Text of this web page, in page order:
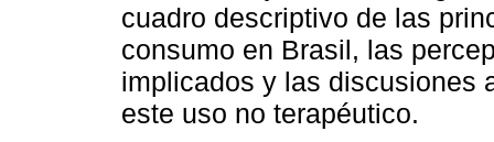
cuadro descriptivo de las
consumo en Brasil, las
implicados y las discusiones
este uso no terapéutico.